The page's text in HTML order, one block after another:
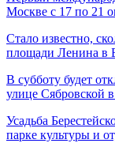
Москве с 17 по 21
Стало известно,
площади Ленина в
В субботу будет
улице Сябровской
Усадьба
парке культуры и